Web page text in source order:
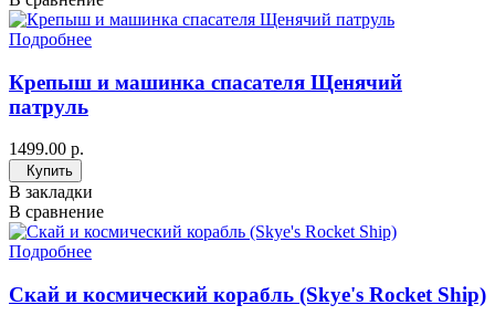
Подробнее
Крепыш и машинка спасателя Щенячий
патруль
1499.00 р.
Купить
В закладки
В сравнение
Подробнее
Скай и космический корабль (Skye's Rocket Ship)